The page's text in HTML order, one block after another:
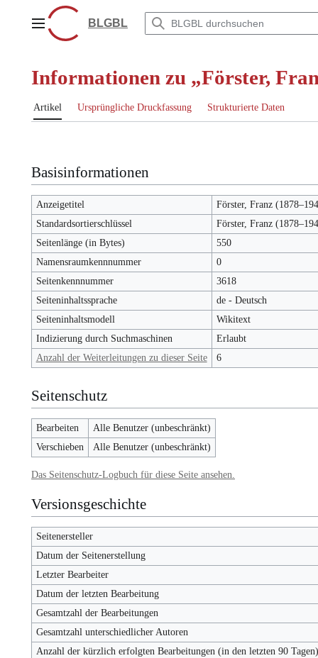
springenHauptmenüBLGBL
Informationen zu „Förster,
Artikel Ursprüngliche Druckfassung Strukturierte Daten
Basisinformationen
Anzeigetitel
Förster, Franz
Standardsortierschlüssel
Förster, Franz
Seitenlänge (in Bytes)
550
Namensraumkennnummer
0
Seitenkennnummer
3618
Seiteninhaltssprache
de - Deutsch
Seiteninhaltsmodell
Wikitext
Indizierung durch Suchmaschinen
Erlaubt
Anzahl der Weiterleitungen zu dieser Seite
6
Seitenschutz
Bearbeiten
Alle Benutzer (unbeschränkt)
Verschieben
Alle Benutzer (unbeschränkt)
Das Seitenschutz-Logbuch für diese Seite ansehen.
Versionsgeschichte
Seitenersteller
Datum der Seitenerstellung
Letzter Bearbeiter
Datum der letzten Bearbeitung
Gesamtzahl der Bearbeitungen
Gesamtzahl unterschiedlicher Autoren
Anzahl der kürzlich erfolgten Bearbeitungen (in den letzten 90 Tagen)